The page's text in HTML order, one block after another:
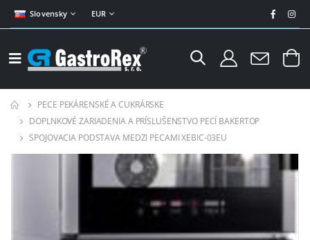
Slovensky EUR
PECE PEKÁRENSKÉ A CUKRÁRSKE
DOPLNKOVÉ ZARIADENIA A PRÍSLUŠENSTVO PECÍ BAKERTOP
SPOJOVACIA PODSTAVA MEDZI PECAMI XEBIC-03EU